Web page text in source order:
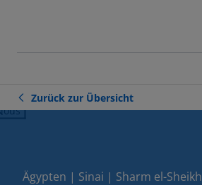
Zurück zur Übersicht
Ägypten | Sinai | Sharm el-Sheikh